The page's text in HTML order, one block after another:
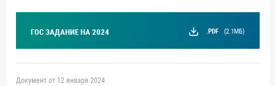
ГОС ЗАДАНИЕ НА 2024 .PDF (2.1МБ)
Документ от 12 января 2024